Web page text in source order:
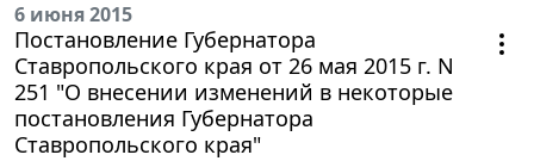
6 июня 2015
Постановление Губернатора
Ставропольского края от 26 мая 2015 г. N
251 "О внесении изменений в некоторые
постановления Губернатора
Ставропольского края"